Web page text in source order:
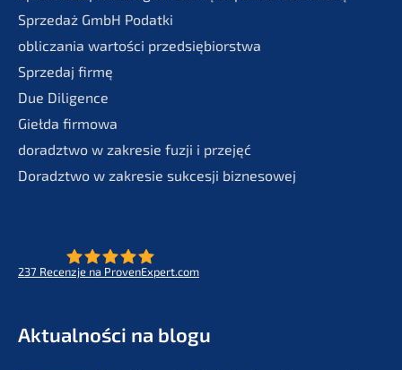
Sprze­daż GmbH Podatki
oblic­za­nia wartości przedsiębiorstwa
Sprze­daj firmę
Due Diligence
Giełda firmo­wa
doradzt­wo w zakre­sie fuzji i przejęć
Doradzt­wo w zakre­sie sukces­ji biznesowej
237 Recenz­je na ProvenExpert.com
Aktual­ności na blogu